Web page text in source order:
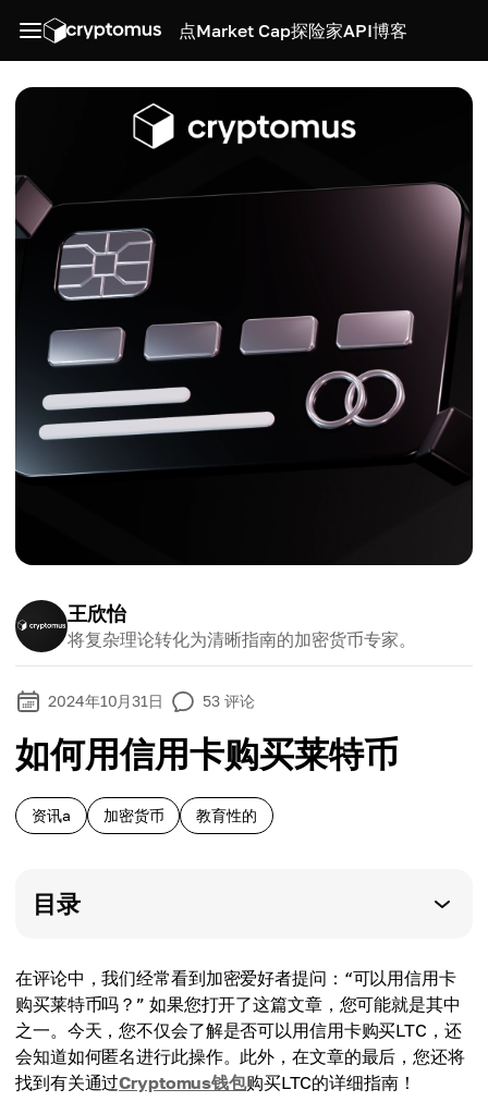
点Market Cap探险家API博客
王欣怡
将复杂理论转化为清晰指南的加密货币专家。
2024年10月31日 53 评论
如何用信用卡购买莱特币
资讯a 加密货币 教育性的
目录
在评论中，我们经常看到加密爱好者提问：“可以用信用卡
购买莱特币吗？” 如果您打开了这篇文章，您可能就是其中
之一。今天，您不仅会了解是否可以用信用卡购买LTC，还
会知道如何匿名进行此操作。此外，在文章的最后，您还将
找到有关通过Cryptomus钱包购买LTC的详细指南！